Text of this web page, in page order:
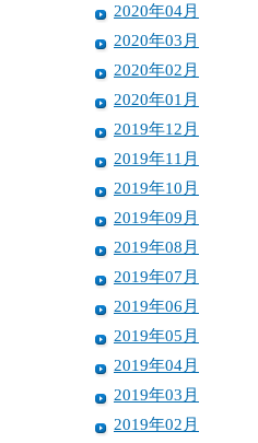
2020年04月
2020年03月
2020年02月
2020年01月
2019年12月
2019年11月
2019年10月
2019年09月
2019年08月
2019年07月
2019年06月
2019年05月
2019年04月
2019年03月
2019年02月